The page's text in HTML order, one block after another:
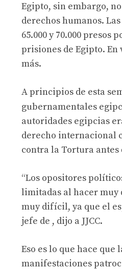
Egipto, sin embargo,
derechos humanos.
65.000 y 70.000
prisiones de Egipto.
más.
A principios de esta
gubernamentales
autoridades egipcias
derecho internacional
contra la Tortura
“Los opositores
limitadas al hacer muy
muy difícil, ya que el
jefe de , dijo a JJCC.
Eso es lo que hace
manifestaciones